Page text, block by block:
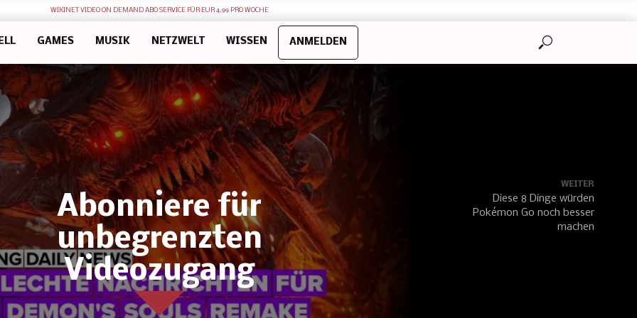
WIKINET VIDEO ON DEMAND ABO SERVICE FÜR EUR 4.99 PRO WOCHE
GAMES MUSIK NETZWELT WISSEN ANMELDEN
Abonniere für
unbegrenzten
Videozugang
WEITER
Diese 8 Dinge würden
Pokémon Go noch besser
machen